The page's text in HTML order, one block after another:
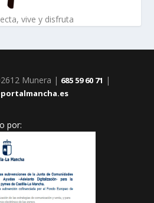
vive y disfruta
Munera | 685 59 60 71 |
por: